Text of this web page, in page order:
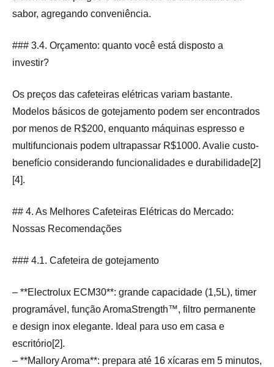
sabor, agregando conveniência.
### 3.4. Orçamento: quanto você está disposto a
investir?
Os preços das cafeteiras elétricas variam bastante.
Modelos básicos de gotejamento podem ser encontrados
por menos de R$200, enquanto máquinas espresso e
multifuncionais podem ultrapassar R$1000. Avalie custo-
benefício considerando funcionalidades e durabilidade[2]
[4].
## 4. As Melhores Cafeteiras Elétricas do Mercado:
Nossas Recomendações
### 4.1. Cafeteira de gotejamento
– **Electrolux ECM30**: grande capacidade (1,5L), timer
programável, função AromaStrength™, filtro permanente
e design inox elegante. Ideal para uso em casa e
escritório[2].
– **Mallory Aroma**: prepara até 16 xícaras em 5 minutos,